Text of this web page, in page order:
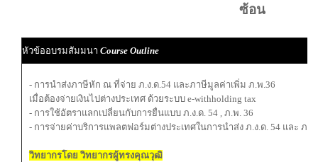
ซ้อน
หัวข้ออบรมสัมมนา Course Outline
- การนำส่งภาษีหัก ณ ที่จ่าย ภ.ง.ด.54 และภาษีมูลค่าเพิ่ม ภ.พ.36
เมื่อต้องจ่ายเงินไปต่างประเทศ ด้วยระบบ e-withholding tax
- การใช้อัตราแลกเปลี่ยนกับการยื่นแบบ ภ.ง.ด. 54 , ภ.พ. 36
- การจ่ายค่าบริการแพลตฟอร์มต่างประเทศในการนำส่ง ภ.ง.ด. 54 และ ภ.พ
วิทยากรโดย วิทยากรผู้ทรงคุณวุฒิ